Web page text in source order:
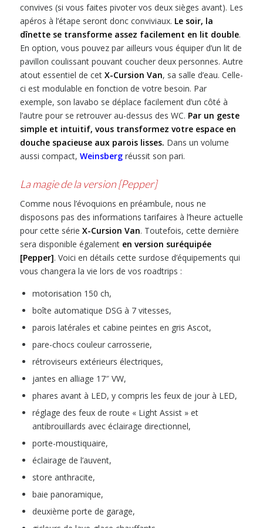
convives (si vous faites pivoter vos deux sièges avant). Les
apéros à l’étape seront donc conviviaux. Le soir, la
dînette se transforme assez facilement en lit double.
En option, vous pouvez par ailleurs vous équiper d’un lit de
pavillon coulissant pouvant coucher deux personnes. Autre
atout essentiel de cet X-Cursion Van, sa salle d’eau. Celle-
ci est modulable en fonction de votre besoin. Par
exemple, son lavabo se déplace facilement d’un côté à
l’autre pour se retrouver au-dessus des WC. Par un geste
simple et intuitif, vous transformez votre espace en
douche spacieuse aux parois lisses. Dans un volume
aussi compact, Weinsbergréussit son pari.
La magie de la version [Pepper]
Comme nous l’évoquions en préambule, nous ne
disposons pas des informations tarifaires à l’heure actuelle
pour cette série X-Cursion Van. Toutefois, cette dernière
sera disponible également en version suréquipée
[Pepper]. Voici en détails cette surdose d’équipements qui
vous changera la vie lors de vos roadtrips :
motorisation 150 ch,
boîte automatique DSG à 7 vitesses,
parois latérales et cabine peintes en gris Ascot,
pare-chocs couleur carrosserie,
rétroviseurs extérieurs électriques,
jantes en alliage 17″ VW,
phares avant à LED, y compris les feux de jour à LED,
réglage des feux de route « Light Assist » et
antibrouillards avec éclairage directionnel,
porte-moustiquaire,
éclairage de l’auvent,
store anthracite,
baie panoramique,
deuxième porte de garage,